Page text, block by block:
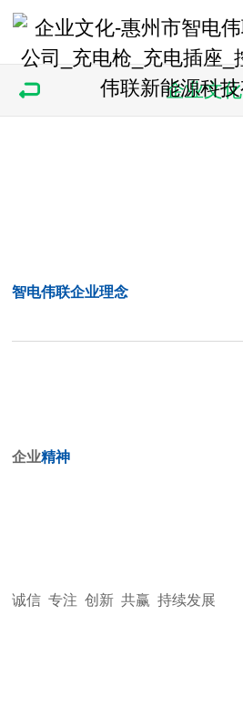
企业文化
智电伟联企业理念
企业精神
诚信 专注 创新 共赢 持续发展